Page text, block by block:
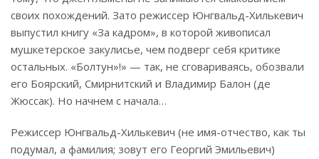
своих похождений. Зато режиссер Юнгвальд-Хилькевич
выпустил книгу «За кад­ром», в которой живописал
мушкетерское закулисье, чем подверг себя критике
остальных. «Болтун»!» — так, не сговариваясь, обозвали
его Боярский, Смирнитский и Владимир Балон (де
Жюссак). Но начнем с начала…
Режиссер Юнгвальд-Хилькевич (не имя-отчество, как ты
подумал, а фамилия; зовут его Георгий Эмильевич)